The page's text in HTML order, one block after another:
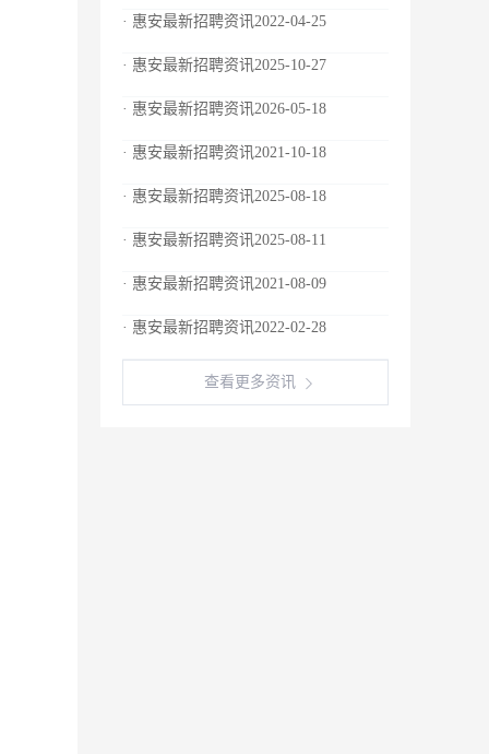
· 惠安最新招聘资讯2022-04-25
· 惠安最新招聘资讯2025-10-27
· 惠安最新招聘资讯2026-05-18
· 惠安最新招聘资讯2021-10-18
· 惠安最新招聘资讯2025-08-18
· 惠安最新招聘资讯2025-08-11
· 惠安最新招聘资讯2021-08-09
· 惠安最新招聘资讯2022-02-28
查看更多资讯